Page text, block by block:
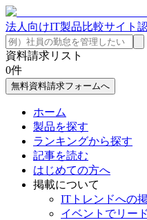
法人向けIT製品比較サイト
資料請求リスト
0件
無料資料請求フォームへ
ホーム
製品を探す
ランキングから探す
記事を読む
はじめての方へ
掲載について
ITトレンドへの
イベントでリー